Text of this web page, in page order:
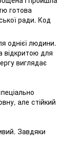
готова
ради. Код
однієї людини.
відкритою для
виглядає
але стійкий
Завдяки